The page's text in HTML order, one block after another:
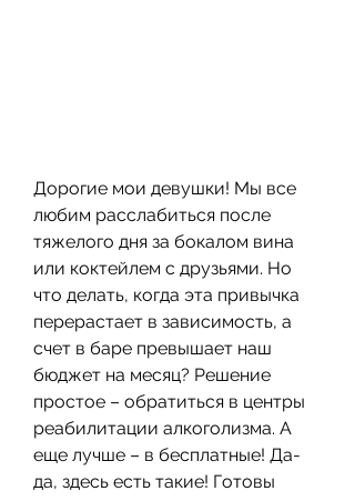
Дорогие мои девушки! Мы все
любим расслабиться после
тяжелого дня за бокалом вина
или коктейлем с друзьями. Но
что делать, когда эта привычка
перерастает в зависимость, а
счет в баре превышает наш
бюджет на месяц? Решение
простое – обратиться в центры
реабилитации алкоголизма. А
еще лучше – в бесплатные! Да-
да, здесь есть такие! Готовы